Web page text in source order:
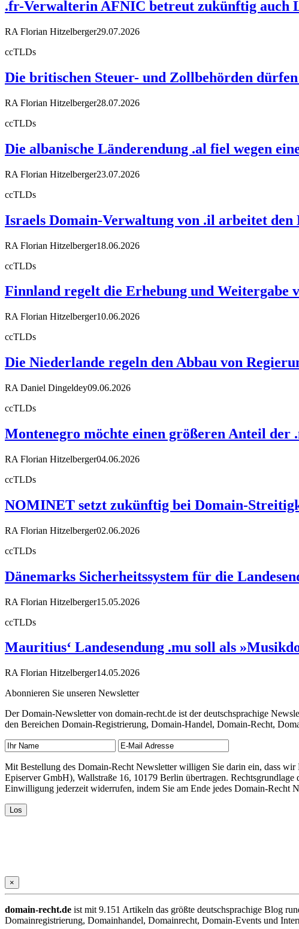
.fr-Verwalterin AFNIC betreut zukünftig auch
RA Florian Hitzelberger29.07.2026
ccTLDs
Die britischen Steuer- und Zollbehörden
RA Florian Hitzelberger28.07.2026
ccTLDs
Die albanische Länderendung .al fiel wegen
RA Florian Hitzelberger23.07.2026
ccTLDs
Israels Domain-Verwaltung von .il arbeitet den
RA Florian Hitzelberger18.06.2026
ccTLDs
Finnland regelt die Erhebung und Weitergabe
RA Florian Hitzelberger10.06.2026
ccTLDs
Die Niederlande regeln den Abbau von
RA Daniel Dingeldey09.06.2026
ccTLDs
Montenegro möchte einen größeren Anteil der
RA Florian Hitzelberger04.06.2026
ccTLDs
NOMINET setzt zukünftig bei Domain-
RA Florian Hitzelberger02.06.2026
ccTLDs
Dänemarks Sicherheitssystem für die
RA Florian Hitzelberger15.05.2026
ccTLDs
Mauritius‘ Landesendung .mu soll als
RA Florian Hitzelberger14.05.2026
Abonnieren Sie unseren Newsletter
Der Domain-Newsletter von domain-recht.de ist der deutschsprachige
den Bereichen Domain-Registrierung, Domain-Handel, Domain-Recht,
Mit Bestellung des Domain-Recht Newsletter willigen Sie darin ein, dass
Episerver GmbH), Wallstraße 16, 10179 Berlin übertragen.
Einwilligung jederzeit widerrufen, indem Sie am Ende jedes Domain-Recht
×
domain-recht.de ist mit 9.151 Artikeln das größte deutschsprachige Blog
Domainregistrierung, Domainhandel, Domainrecht, Domain-Events und